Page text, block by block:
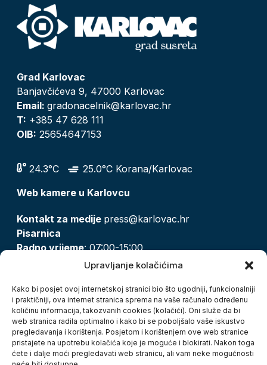
Upravljanje kolačićima
Kako bi posjet ovoj internetskoj stranici bio što ugodniji, funkcionalniji
i praktičniji, ova internet stranica sprema na vaše računalo određenu
količinu informacija, takozvanih cookies (kolačići). Oni služe da bi
web stranica radila optimalno i kako bi se poboljšalo vaše iskustvo
pregledavanja i korištenja. Posjetom i korištenjem ove web stranice
pristajete na upotrebu kolačića koje je moguće i blokirati. Nakon toga
ćete i dalje moći pregledavati web stranicu, ali vam neke mogućnosti
Grad Karlovac
Banjavčićeva 9, 47000 Karlovac
Email: gradonacelnik@karlovac.hr
T: +385 47 628 111
OIB: 25654647153
24.3°C
25.0°C Korana/Karlovac
Web kamere u Karlovcu
Kontakt za medije press@karlovac.hr
Pisarnica
Radno vrijeme: 07:00-15:00
pisarnica@karlovac.hr
Zaštita osobnih podataka
Pristup informacijama
Kolačići